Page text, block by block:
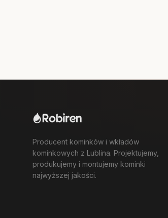
Producent kominków i wkładów
kominkowych z Lublina. Projektujemy,
produkujemy i montujemy kominki
najwyższej jakości.